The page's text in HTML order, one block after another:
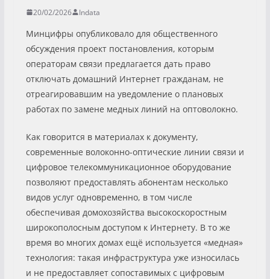
20/02/2026 Indata
Минцифры опубликовало для общественного
обсуждения проект постановления, которым
операторам связи предлагается дать право
отключать домашний Интернет гражданам, не
отреагировавшим на уведомление о плановых
работах по замене медных линий на оптоволокно.
Как говорится в материалах к документу,
современные волоконно-оптические линии связи и
цифровое телекоммуникационное оборудование
позволяют предоставлять абонентам несколько
видов услуг одновременно, в том числе
обеспечивая домохозяйства высокоскоростным
широкополосным доступом к Интернету. В то же
время во многих домах ещё используется «медная»
технология: такая инфраструктура уже износилась
и не предоставляет сопоставимых с цифровым